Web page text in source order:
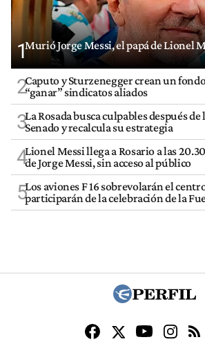
1Murió Jorge Messi, el papá de Lionel
2Caputo y Sturzenegger crean un
“ganar” sindicatos aliados
3La Rosada busca culpables después
Senado y recalcula su estrategia
4Lionel Messi llega a Rosario a las
de Jorge Messi, sin acceso al público
5Los aviones F 16 sobrevolarán el
participarán de la celebración de la